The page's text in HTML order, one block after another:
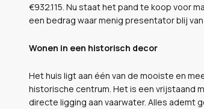
€932.115. Nu staat het pand te koop voor
een bedrag waar menig presentator blij van
Wonen in een historisch decor
Het huis ligt aan één van de mooiste en
historische centrum. Het is een vrijstaand
directe ligging aan vaarwater. Alles ademt